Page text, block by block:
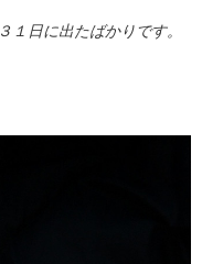
１日に出たばかりです。